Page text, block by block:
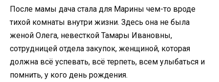
После мамы дача стала для Марины чем-то вроде
тихой комнаты внутри жизни. Здесь она не была
женой Олега, невесткой Тамары Ивановны,
сотрудницей отдела закупок, женщиной, которая
должна всё успевать, всё терпеть, всем улыбаться и
помнить, у кого день рождения.